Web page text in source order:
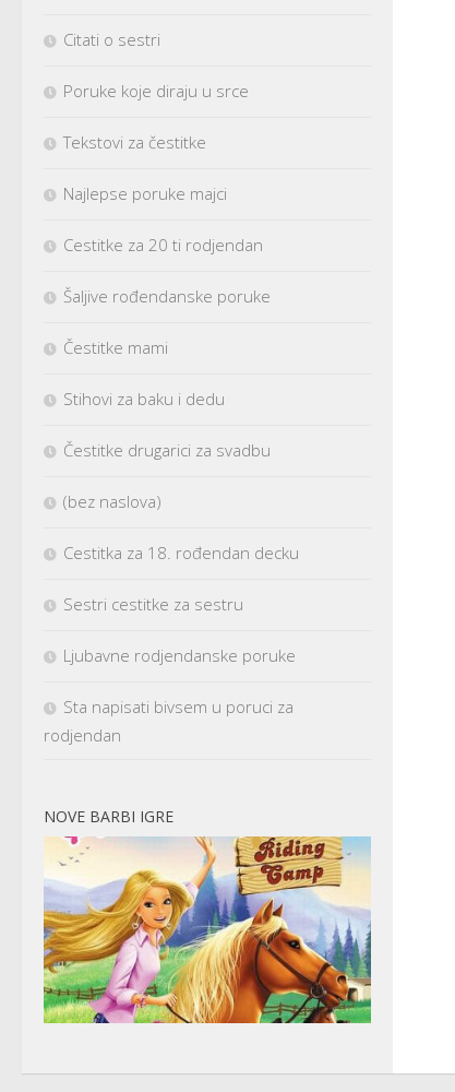
Citati o sestri
Poruke koje diraju u srce
Tekstovi za čestitke
Najlepse poruke majci
Cestitke za 20 ti rodjendan
Šaljive rođendanske poruke
Čestitke mami
Stihovi za baku i dedu
Čestitke drugarici za svadbu
(bez naslova)
Cestitka za 18. rođendan decku
Sestri cestitke za sestru
Ljubavne rodjendanske poruke
Sta napisati bivsem u poruci za
rodjendan
NOVE BARBI IGRE